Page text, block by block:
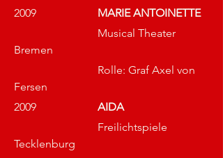
MARIE ANTOINETTE
Bremen
Fersen
AIDA
Tecklenburg